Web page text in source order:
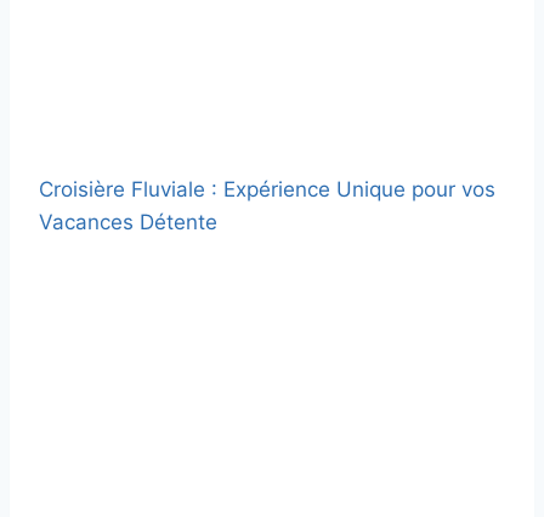
Croisière Fluviale : Expérience Unique pour vos
Vacances Détente